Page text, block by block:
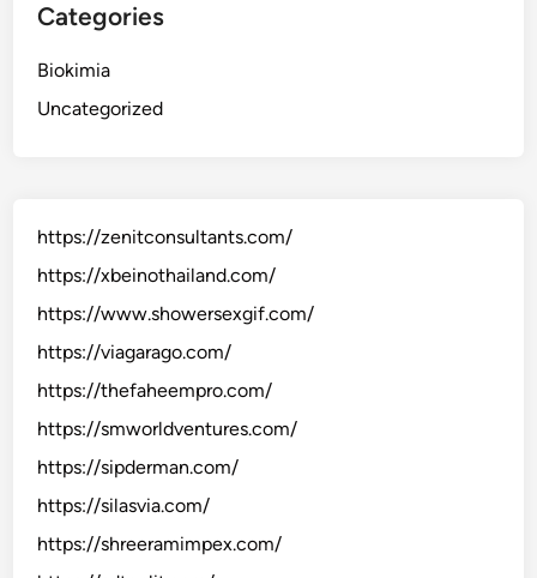
Categories
Biokimia
Uncategorized
https://zenitconsultants.com/
https://xbeinothailand.com/
https://www.showersexgif.com/
https://viagarago.com/
https://thefaheempro.com/
https://smworldventures.com/
https://sipderman.com/
https://silasvia.com/
https://shreeramimpex.com/